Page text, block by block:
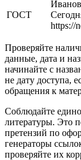
ГОСТ
https://
Проверяйте
данные, дата и
начинайте с
не дату доступа,
обращения к
Соблюдайте
литературы. Это
претензий по
генераторы
проверяйте их